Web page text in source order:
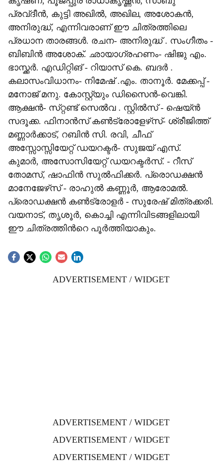
പ്രവ്ദീൻ, കുട്ടി അഖിൽ, അഖില, അശോകൻ,
അനിരുദ്ധ്, എന്നിവരാണ് ഈ ചിത്രത്തിലെ
പ്രധാന താരങ്ങൾ. രചന- അനിരുദ്ധ് . സംഗീതം -
ബിബിൻ അശോക്. ഛായാഗ്രഹണം- ഷിജു എം.
ഭാസ്ക്കർ. എഡിറ്റിങ് - റിയാസ് കെ. ബദർ .
കലാസംവിധാനം- നിമേഷ് .എം. താനൂർ. മേക്കപ്പ് -
മനോജ് മനു. കോസ്റ്റ്യും ഡിസൈൻ-വെങ്കി.
ആക്ഷൻ- സ്‌റ്റണ്ട് സെൽവ . സ്റ്റിൽസ് - ഷെയ്ൻ
സദൂക്ക. ഫിനാൻസ് കൺട്രോളേഴ്‌സ്- ശ്രീജിത്ത്
മണ്ണാർക്കാട്, റബിൻ സി. രവി, ചീഫ്
അസ്സോസ്സിയേറ്റ് ഡയറക്ടർ- സുജയ് എസ്.
കുമാർ, അസോസിയേറ്റ് ഡയറക്ടർസ്. - റീസ്
തോമസ്, ഷാഫിൻ സുൽഫിക്കർ. പ്രൊഡക്ഷൻ
മാനേജേഴ്‌സ് - രാഹുൽ കണ്ണൂർ, ആരോമൽ.
പ്രൊഡക്ഷൻ കൺട്രോളർ - സുരേഷ് മിത്രക്കരി.
വയനാട്, തൃശൂർ, കൊച്ചി എന്നിവിടങ്ങളിലായി
ഈ ചിത്രത്തിന്‍റെ പൂർത്തിയാകും.
ADVERTISEMENT / WIDGET
ADVERTISEMENT / WIDGET
ADVERTISEMENT / WIDGET
ADVERTISEMENT / WIDGET